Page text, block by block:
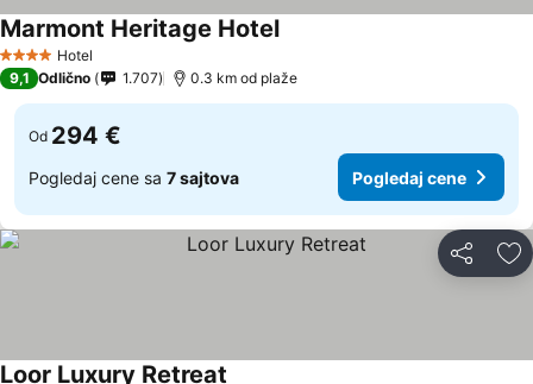
4 ZvezdiceHotel
Marmont Heritage HotelPogledaj cene
9,1 Odlično 1.707 0.3 km od plaže
Od 294 €
Pogledaj cene sa 7 sajtova Pogledaj cene
Deli
Loor Luxury Retreat